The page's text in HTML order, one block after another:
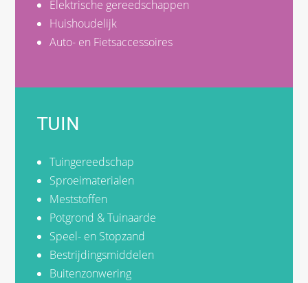
Elektrische gereedschappen
Huishoudelijk
Auto- en Fietsaccessoires
TUIN
Tuingereedschap
Sproeimaterialen
Meststoffen
Potgrond & Tuinaarde
Speel- en Stopzand
Bestrijdingsmiddelen
Buitenzonwering